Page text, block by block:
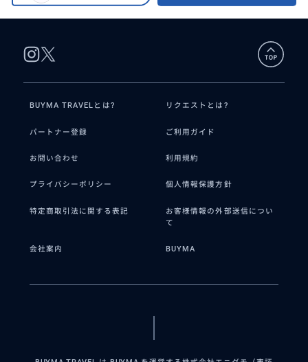
BUYMA TRAVELとは? リクエストとは?
パートナー登録 ご利用ガイド
お問い合わせ 利用規約
プライバシーポリシー 個人情報保護方針
特定商取引法に関する表記
お客様情報の外部送信につい
て
会社案内 BUYMA